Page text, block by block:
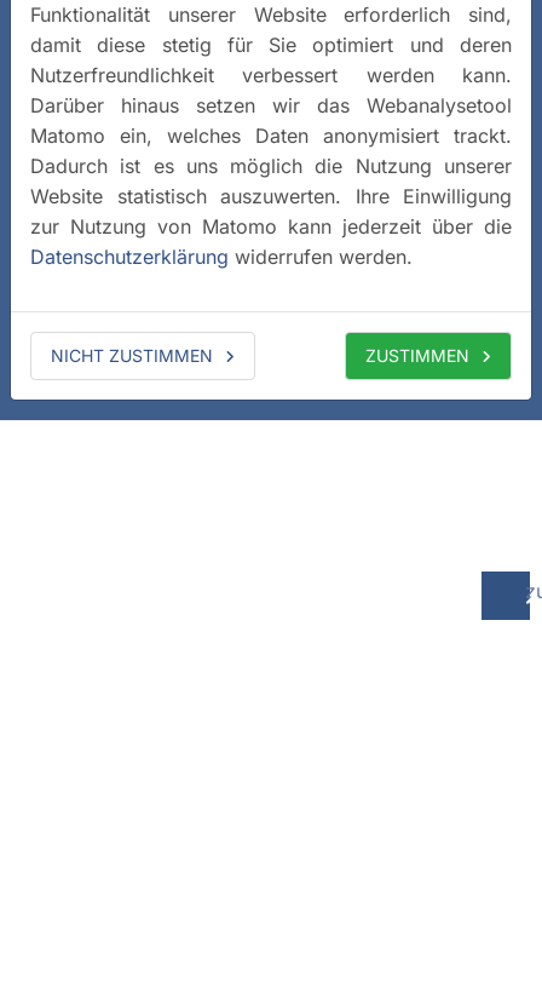
Funktionalität unserer Website erforderlich sind,
damit diese stetig für Sie optimiert und deren
Nutzerfreundlichkeit verbessert werden kann.
Darüber hinaus setzen wir das Webanalysetool
Matomo ein, welches Daten anonymisiert trackt.
Dadurch ist es uns möglich die Nutzung unserer
Website statistisch auszuwerten. Ihre Einwilligung
zur Nutzung von Matomo kann jederzeit über die
Datenschutzerklärung widerrufen werden.
NICHT ZUSTIMMEN ZUSTIMMEN